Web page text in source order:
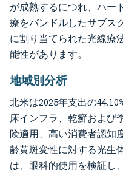
が成熟するにつれ、ハー
療をバンドルしたサブス
に割り当てられた光線療
能性があります。
地域別分析
北米は2025年支出の
床インフラ、乾癬および
険適用、高い消費者認知
齢黄斑変性に対する光生
は、眼科的使用を検証し